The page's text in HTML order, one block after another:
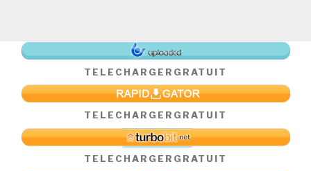
TELECHARGER GRATUIT
TELECHARGER GRATUIT
TELECHARGER GRATUIT